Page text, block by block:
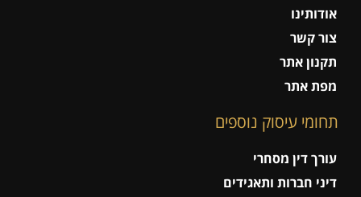
אודותינו
צור קשר
תקנון אתר
מפת אתר
תחומי עיסוק נוספים
עורך דין מסחרי
דיני חברות ותאגידים